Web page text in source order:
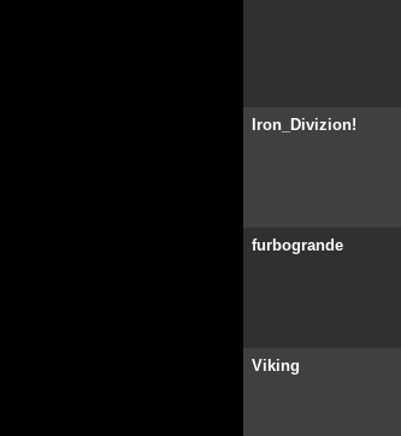
Iron_Divizion!
furbogrande
Viking